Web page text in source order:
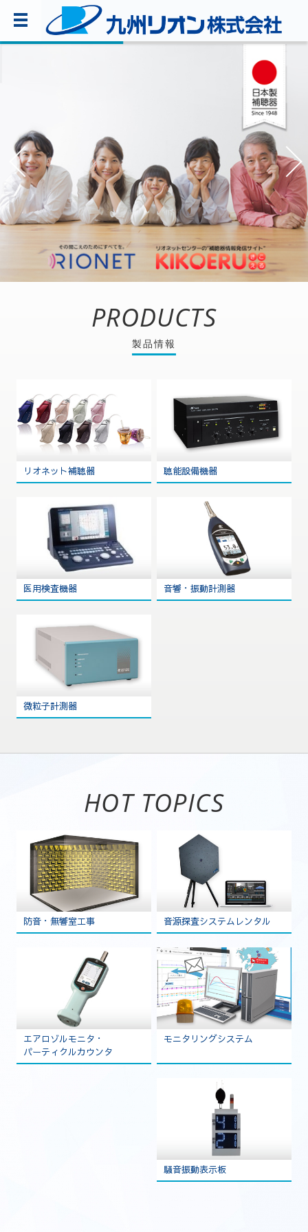
製品・サービス情報
採用情報
お問い合わせ
092-281-5361
PRODUCTS
製品情報
リオネット補聴器 聴能設備機器
医用検査機器 音響・振動計測器
微粒子計測器
HOT TOPICS
防音・無響室工事 音源探査システムレンタル
エアロゾルモニタ・
パーティクルカウンタ
モニタリングシステム
騒音振動表示板